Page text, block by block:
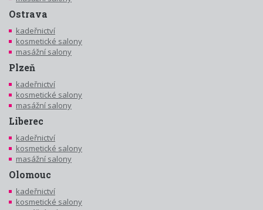
Ostrava
kadeřnictví
kosmetické salony
masážní salony
Plzeň
kadeřnictví
kosmetické salony
masážní salony
Liberec
kadeřnictví
kosmetické salony
masážní salony
Olomouc
kadeřnictví
kosmetické salony